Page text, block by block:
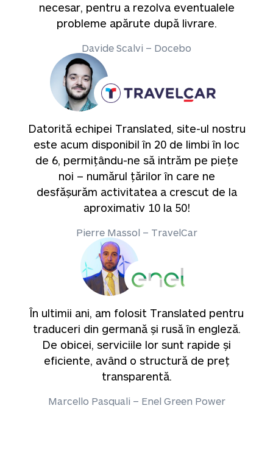
necesar, pentru a rezolva eventualele
probleme apărute după livrare.
Davide Scalvi – Docebo
Datorită echipei Translated, site-ul nostru
este acum disponibil în 20 de limbi în loc
de 6, permițându-ne să intrăm pe piețe
noi – numărul țărilor în care ne
desfășurăm activitatea a crescut de la
aproximativ 10 la 50!
Pierre Massol – TravelCar
În ultimii ani, am folosit Translated pentru
traduceri din germană și rusă în engleză.
De obicei, serviciile lor sunt rapide și
eficiente, având o structură de preț
transparentă.
Marcello Pasquali – Enel Green Power